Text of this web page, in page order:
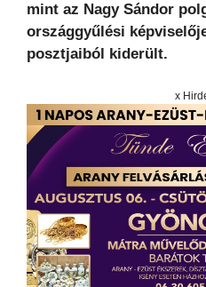
mint az Nagy Sándor
országgyűlési
posztjaiból kiderült.
x